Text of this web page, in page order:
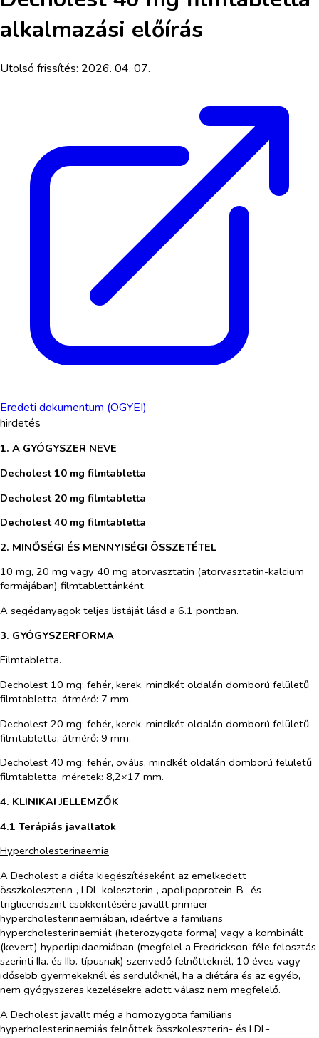
alkalmazási előírás
Utolsó frissítés: 2026. 04. 07.
Eredeti dokumentum (OGYEI)
hirdetés
1. A GYÓGYSZER NEVE
Decholest 10 mg filmtabletta
Decholest 20 mg filmtabletta
Decholest 40 mg filmtabletta
2. MINŐSÉGI ÉS MENNYISÉGI ÖSSZETÉTEL
10 mg, 20 mg vagy 40 mg atorvasztatin (atorvasztatin-kalcium
formájában) filmtablettánként.
A segédanyagok teljes listáját lásd a 6.1 pontban.
3. GYÓGYSZERFORMA
Filmtabletta.
Decholest 10 mg: fehér, kerek, mindkét oldalán domború felületű
filmtabletta, átmérő: 7 mm.
Decholest 20 mg: fehér, kerek, mindkét oldalán domború felületű
filmtabletta, átmérő: 9 mm.
Decholest 40 mg: fehér, ovális, mindkét oldalán domború felületű
filmtabletta, méretek: 8,2×17 mm.
4. KLINIKAI JELLEMZŐK
4.1 Terápiás javallatok
Hypercholesterinaemia
A Decholest a diéta kiegészítéseként az emelkedett
összkoleszterin-, LDL-koleszterin-, apolipoprotein-B- és
trigliceridszint csökkentésére javallt primaer
hypercholesterinaemiában, ideértve a familiaris
hypercholesterinaemiát (heterozygota forma) vagy a kombinált
(kevert) hyperlipidaemiában (megfelel a Fredrickson-féle felosztás
szerinti IIa. és IIb. típusnak) szenvedő felnőtteknél, 10 éves vagy
idősebb gyermekeknél és serdülőknél, ha a diétára és az egyéb,
nem gyógyszeres kezelésekre adott válasz nem megfelelő.
A Decholest javallt még a homozygota familiaris
hyperholesterinaemiás felnőttek összkoleszterin- és LDL-